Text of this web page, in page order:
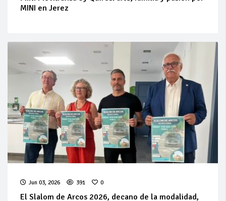
MINI en Jerez
Jun 03, 2026 391 0
El Slalom de Arcos 2026, decano de la modalidad,